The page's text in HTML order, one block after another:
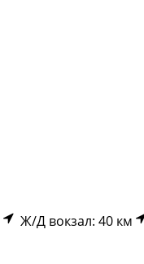
Ж/Д вокзал: 40 км